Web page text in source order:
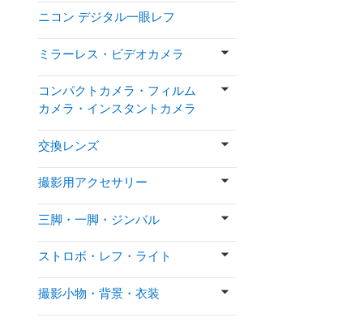
ニコン デジタル一眼レフ
ミラーレス・ビデオカメラ
コンパクトカメラ・フィルム
カメラ・インスタントカメラ
交換レンズ
撮影用アクセサリー
三脚・一脚・ジンバル
ストロボ・レフ・ライト
撮影小物・背景・衣装